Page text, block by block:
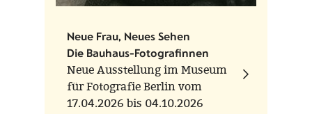
Neue Frau, Neues Sehen
Die Bauhaus-Fotografinnen
Neue Ausstellung im Museum
für Fotografie Berlin vom
17.04.2026 bis 04.10.2026